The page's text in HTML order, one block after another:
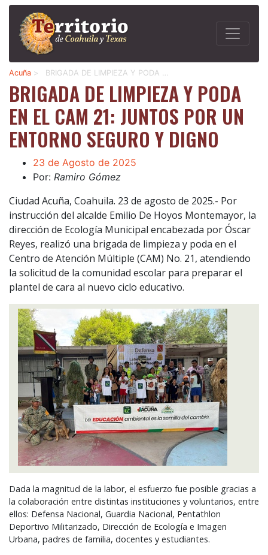
Acuña > BRIGADA DE LIMPIEZA Y PODA …
BRIGADA DE LIMPIEZA Y PODA
EN EL CAM 21: JUNTOS POR UN
ENTORNO SEGURO Y DIGNO
23 de Agosto de 2025
Por: Ramiro Gómez
Ciudad Acuña, Coahuila. 23 de agosto de 2025.- Por
instrucción del alcalde Emilio De Hoyos Montemayor, la
dirección de Ecología Municipal encabezada por Óscar
Reyes, realizó una brigada de limpieza y poda en el
Centro de Atención Múltiple (CAM) No. 21, atendiendo
la solicitud de la comunidad escolar para preparar el
plantel de cara al nuevo ciclo educativo.
Dada la magnitud de la labor, el esfuerzo fue posible gracias a
la colaboración entre distintas instituciones y voluntarios, entre
ellos: Defensa Nacional, Guardia Nacional, Pentathlon
Deportivo Militarizado, Dirección de Ecología e Imagen
Urbana, padres de familia, docentes y estudiantes.